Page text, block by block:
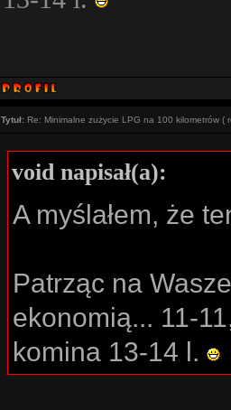
Tytuł: Re: Minimalne zużycie LPG na 100 kilometrów (
void napisał(a):
A myślałem, że
Patrząc na
ekonomią... 11-
komina 13-14 l.